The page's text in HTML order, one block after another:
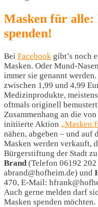
Masken für alle:
spenden!
Bei Facebook gibt’s noch
Masken. Oder Mund-
immer sie genannt
zwischen 1,99 und 4,99
Medizinprodukte,
oftmals originell
Zusammenhang an die
initiierte Aktion „Masken
nähen, abgeben – und auf
Masken werden verkauft,
Bürgerstiftung der Stadt
Brand (Telefon 06192
abrand@hofheim.de) und
470, E-Mail:
Auch gerne melden darf
Masken spenden möchten.